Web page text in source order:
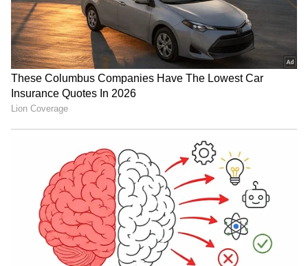
3
4
அதனையடுத்து சுடர் இந்துவின் தாலியை
எடுத்து வைத்து கொண்டு இது என் கைக்கு
கிடைச்சு 1 வருஷம் ஆகிடுச்சு, இன்னும்
சேர்க்க வேண்டியவங்க கிட்ட சேர்க்க